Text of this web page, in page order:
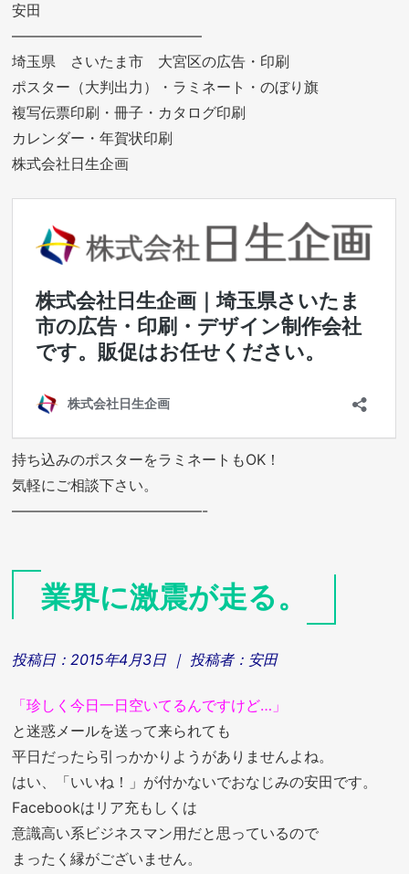
安田
—————————————
埼玉県 さいたま市 大宮区の広告・印刷
ポスター（大判出力）・ラミネート・のぼり旗
複写伝票印刷・冊子・カタログ印刷
カレンダー・年賀状印刷
株式会社日生企画
持ち込みのポスターをラミネートもOK！
気軽にご相談下さい。
—————————————-
業界に激震が走る。
投稿日：2015年4月3日 ｜ 投稿者： 安田
「珍しく今日一日空いてるんですけど…」
と迷惑メールを送って来られても
平日だったら引っかかりようがありませんよね。
はい、「いいね！」が付かないでおなじみの安田です。
Facebookはリア充もしくは
意識高い系ビジネスマン用だと思っているので
まったく縁がございません。